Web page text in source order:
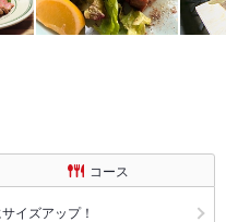
コース
イズアップ！